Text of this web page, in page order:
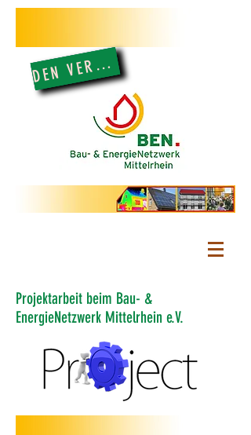
D
REI
T
N
Projektarbeit beim Bau- &
EnergieNetzwerk Mittelrhein e.V.